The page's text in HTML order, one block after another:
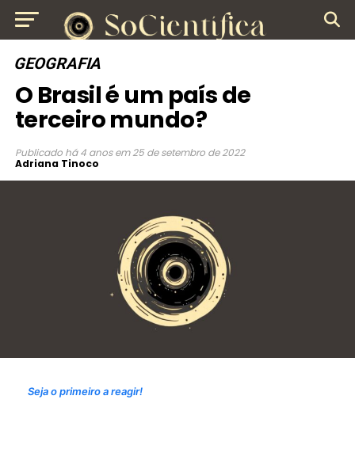
GEOGRAFIA
O Brasil é um país de
terceiro mundo?
Publicado há 4 anos em 25 de setembro de 2022
Adriana Tinoco
Seja o primeiro a reagir!